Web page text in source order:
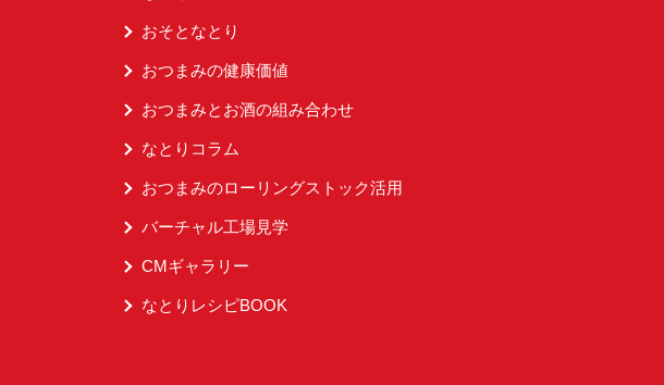
おそとなとり
おつまみの健康価値
おつまみとお酒の組み合わせ
なとりコラム
おつまみのローリングストック活用
バーチャル工場見学
CMギャラリー
なとりレシピBOOK